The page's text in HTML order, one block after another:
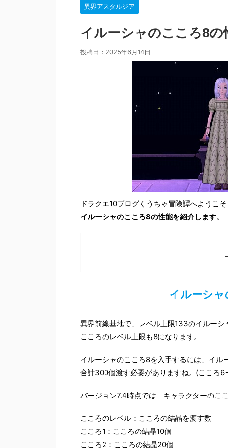
異界アスタルジア
イルーシャのこころ8の
投稿日： 2025年6月14日
ドラクエ10ブログくうちゃ冒険譚へようこそ
イルーシャのこころ8の性能を紹介します。
イルーシャ
異界前線基地で、レベル上限133のイルーシ
こころのレベル上限も8になります。
イルーシャのこころ8を入手するには、イ
合計300個渡す必要がありますね。(こころ
バージョン7.4時点では、キャラクターのこ
こころのレベル：こころの結晶を渡す数
こころ1：こころの結晶10個
こころ2：こころの結晶20個